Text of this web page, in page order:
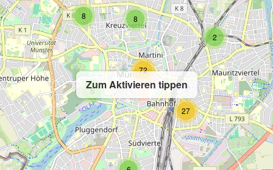
Zum Aktivieren tippen
2
8 8
27
5
72